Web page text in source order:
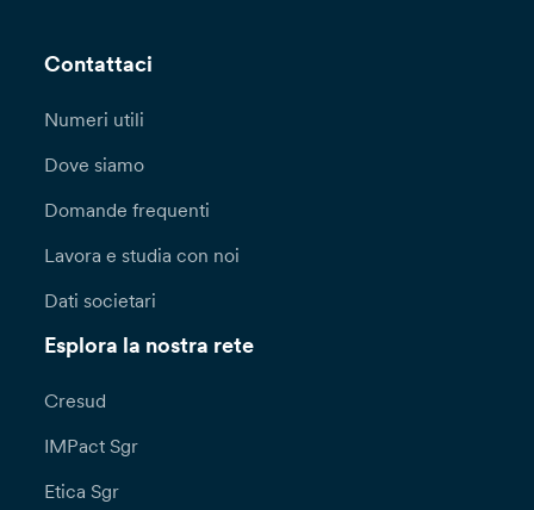
Contattaci
Numeri utili
Dove siamo
Domande frequenti
Lavora e studia con noi
Dati societari
Esplora la nostra rete
Cresud
IMPact Sgr
Etica Sgr